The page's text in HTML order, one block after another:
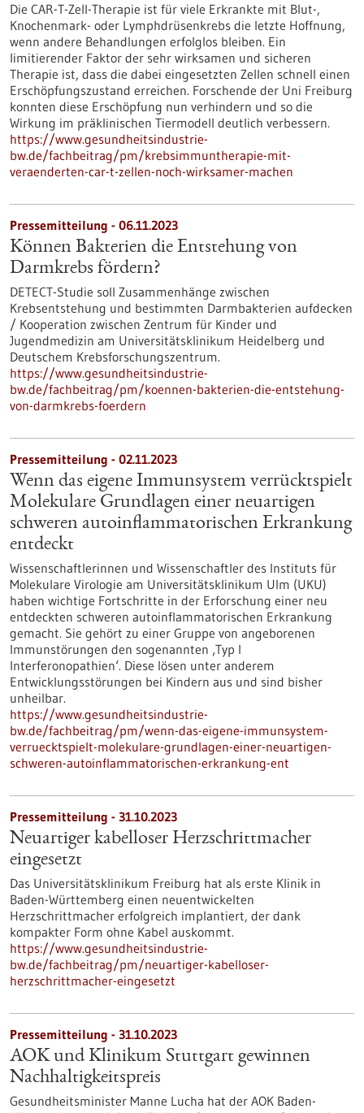
Die CAR-T-Zell-Therapie ist für viele Erkrankte mit Blut-,
Knochenmark- oder Lymphdrüsenkrebs die letzte Hoffnung,
wenn andere Behandlungen erfolglos bleiben. Ein
limitierender Faktor der sehr wirksamen und sicheren
Therapie ist, dass die dabei eingesetzten Zellen schnell einen
Erschöpfungszustand erreichen. Forschende der Uni Freiburg
konnten diese Erschöpfung nun verhindern und so die
Wirkung im präklinischen Tiermodell deutlich verbessern.
https://www.gesundheitsindustrie-
bw.de/fachbeitrag/pm/krebsimmuntherapie-mit-
veraenderten-car-t-zellen-noch-wirksamer-machen
Pressemitteilung - 06.11.2023
Können Bakterien die Entstehung von
Darmkrebs fördern?
DETECT-Studie soll Zusammenhänge zwischen
Krebsentstehung und bestimmten Darmbakterien aufdecken
/ Kooperation zwischen Zentrum für Kinder und
Jugendmedizin am Universitätsklinikum Heidelberg und
Deutschem Krebsforschungszentrum.
https://www.gesundheitsindustrie-
bw.de/fachbeitrag/pm/koennen-bakterien-die-entstehung-
von-darmkrebs-foerdern
Pressemitteilung - 02.11.2023
Wenn das eigene Immunsystem verrücktspielt
Molekulare Grundlagen einer neuartigen
schweren autoinflammatorischen Erkrankung
entdeckt
Wissenschaftlerinnen und Wissenschaftler des Instituts für
Molekulare Virologie am Universitätsklinikum Ulm (UKU)
haben wichtige Fortschritte in der Erforschung einer neu
entdeckten schweren autoinflammatorischen Erkrankung
gemacht. Sie gehört zu einer Gruppe von angeborenen
Immunstörungen den sogenannten ‚Typ I
Interferonopathien‘. Diese lösen unter anderem
Entwicklungsstörungen bei Kindern aus und sind bisher
unheilbar.
https://www.gesundheitsindustrie-
bw.de/fachbeitrag/pm/wenn-das-eigene-immunsystem-
verruecktspielt-molekulare-grundlagen-einer-neuartigen-
schweren-autoinflammatorischen-erkrankung-ent
Pressemitteilung - 31.10.2023
Neuartiger kabelloser Herzschrittmacher
eingesetzt
Das Universitätsklinikum Freiburg hat als erste Klinik in
Baden-Württemberg einen neuentwickelten
Herzschrittmacher erfolgreich implantiert, der dank
kompakter Form ohne Kabel auskommt.
https://www.gesundheitsindustrie-
bw.de/fachbeitrag/pm/neuartiger-kabelloser-
herzschrittmacher-eingesetzt
Pressemitteilung - 31.10.2023
AOK und Klinikum Stuttgart gewinnen
Nachhaltigkeitspreis
Gesundheitsminister Manne Lucha hat der AOK Baden-